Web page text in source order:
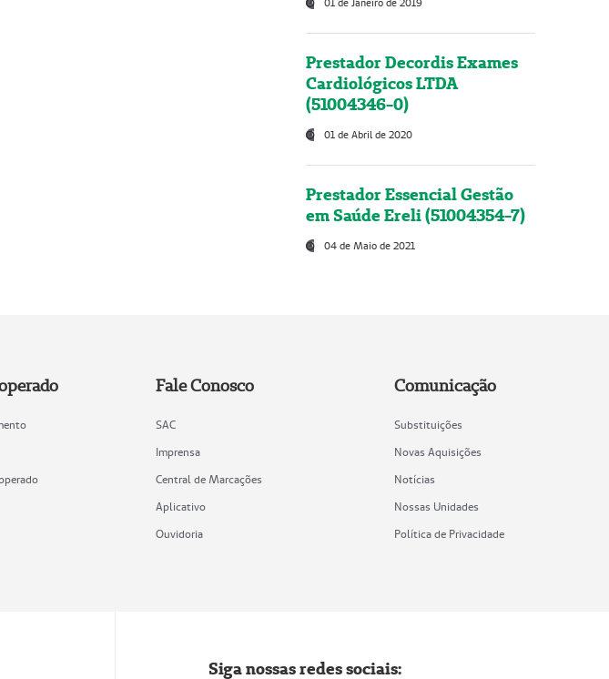
01 de Janeiro de 2019
Prestador Decordis Exames
Cardiológicos LTDA
(51004346-0)
01 de Abril de 2020
Prestador Essencial Gestão
em Saúde Ereli (51004354-7)
04 de Maio de 2021
Fale Conosco
SAC
Imprensa
Central de Marcações
Aplicativo
Ouvidoria
Comunicação
Substituições
Novas Aquisições
Notícias
Nossas Unidades
Política de Privacidade
Siga nossas redes sociais: